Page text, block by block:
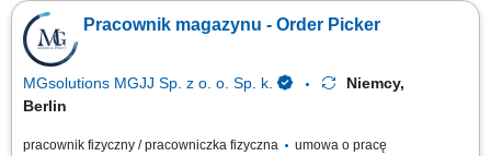
kompletowaniu oraz pakowaniu asortymentu. Ewidencjonowanie i
prawidłowe układanie produktów na półkach magazynowych zgodnie z
instrukcjami. Dbanie o ogólny porządek na stanowisku pracy oraz
realizacja bieżących zadań pomocniczych.
Pracownik magazynu - Order Picker
MGsolutions MGJJ Sp. z o. o. Sp. k.
Niemcy,
Berlin
pracownik fizyczny / pracowniczka fizyczna
umowa o pracę